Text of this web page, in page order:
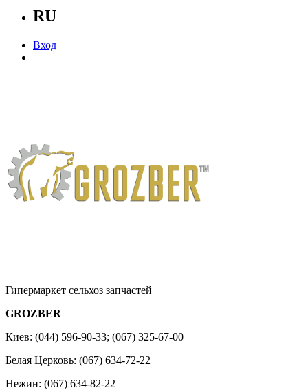
RU
Вход
Гипермаркет сельхоз запчастей
GROZBER
Киев: (044) 596-90-33; (067) 325-67-00
Белая Церковь: (067) 634-72-22
Нежин: (067) 634-82-22